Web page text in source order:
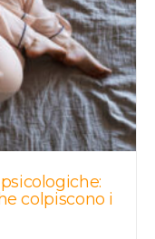
colpiscono i